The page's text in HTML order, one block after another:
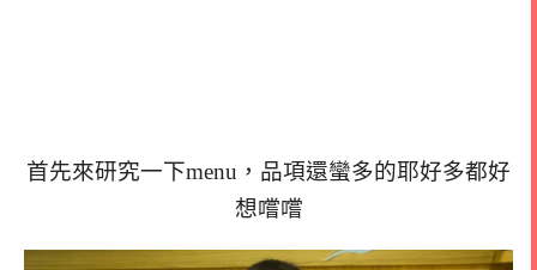
首先來研究一下menu，品項還蠻多的耶好多都好
想嚐嚐